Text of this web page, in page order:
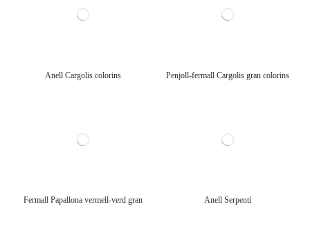
Anell Cargolis colorins Penjoll-fermall Cargolis gran colorins
Fermall Papallona vermell-verd gran Anell Serpentí